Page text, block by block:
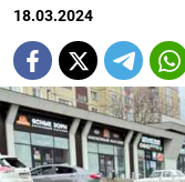
18.03.2024